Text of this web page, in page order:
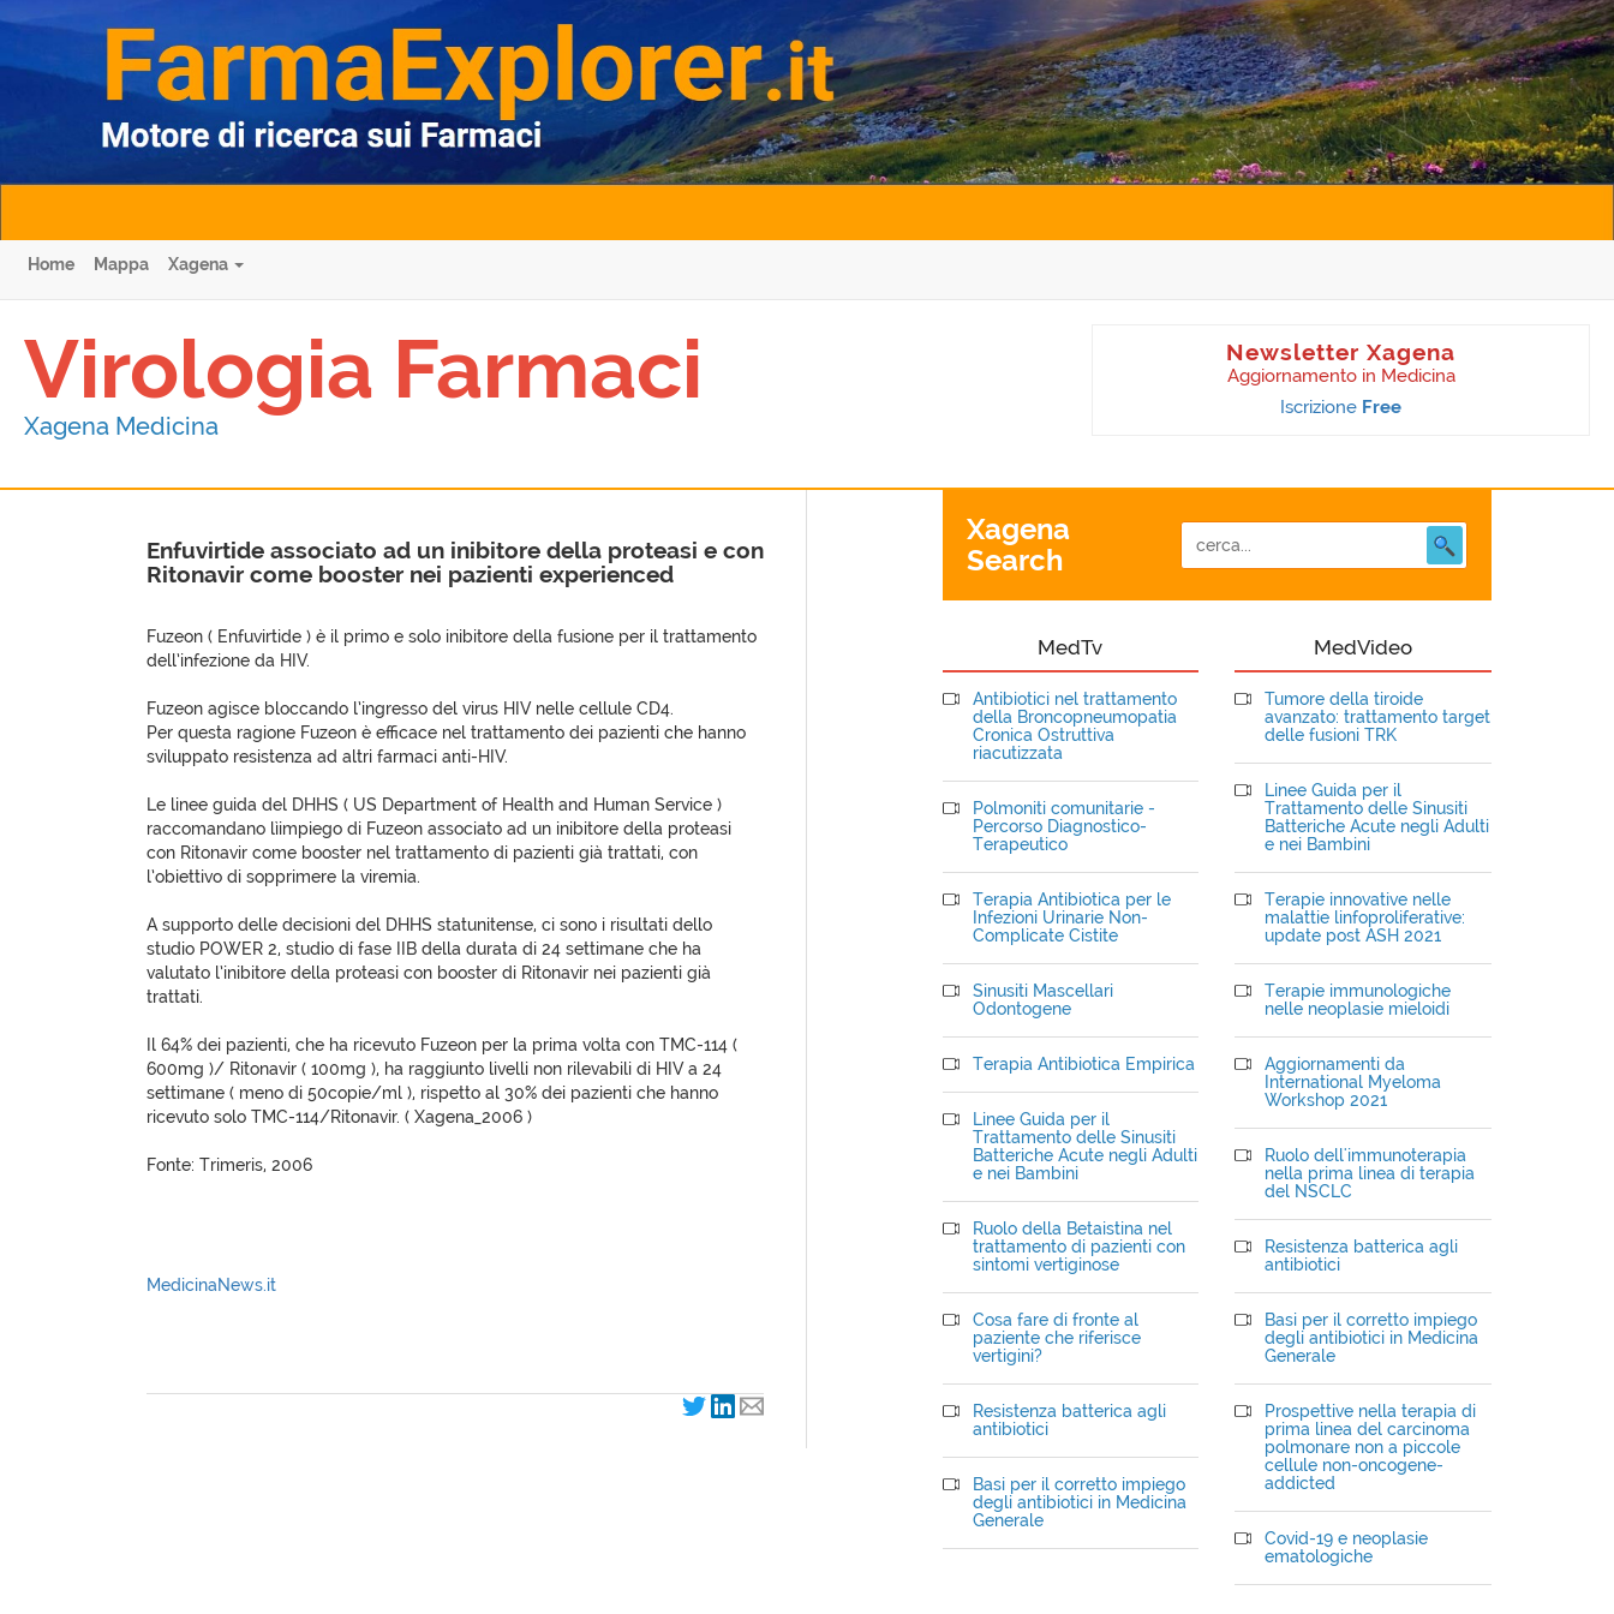
Home Mappa Xagena
Virologia Farmaci
Xagena Medicina
Newsletter Xagena
Aggiornamento in Medicina
Iscrizione Free
Enfuvirtide associato ad un inibitore della proteasi e con
Ritonavir come booster nei pazienti experienced
Fuzeon ( Enfuvirtide ) è il primo e solo inibitore della fusione per il trattamento
dell’infezione da HIV.
Fuzeon agisce bloccando l’ingresso del virus HIV nelle cellule CD4.
Per questa ragione Fuzeon è efficace nel trattamento dei pazienti che hanno
sviluppato resistenza ad altri farmaci anti-HIV.
Le linee guida del DHHS ( US Department of Health and Human Service )
raccomandano lìimpiego di Fuzeon associato ad un inibitore della proteasi
con Ritonavir come booster nel trattamento di pazienti già trattati, con
l’obiettivo di sopprimere la viremia.
A supporto delle decisioni del DHHS statunitense, ci sono i risultati dello
studio POWER 2, studio di fase IIB della durata di 24 settimane che ha
valutato l’inibitore della proteasi con booster di Ritonavir nei pazienti già
trattati.
Il 64% dei pazienti, che ha ricevuto Fuzeon per la prima volta con TMC-114 (
600mg )/ Ritonavir ( 100mg ), ha raggiunto livelli non rilevabili di HIV a 24
settimane ( meno di 50copie/ml ), rispetto al 30% dei pazienti che hanno
ricevuto solo TMC-114/Ritonavir. ( Xagena_2006 )
Fonte: Trimeris, 2006
MedicinaNews.it
Xagena
Search
MedTv
Antibiotici nel trattamento
della Broncopneumopatia
Cronica Ostruttiva
riacutizzata
Polmoniti comunitarie -
Percorso Diagnostico-
Terapeutico
Terapia Antibiotica per le
Infezioni Urinarie Non-
Complicate Cistite
Sinusiti Mascellari
Odontogene
Terapia Antibiotica Empirica
Linee Guida per il
Trattamento delle Sinusiti
Batteriche Acute negli Adulti
e nei Bambini
Ruolo della Betaistina nel
trattamento di pazienti con
sintomi vertiginose
Cosa fare di fronte al
paziente che riferisce
vertigini?
Resistenza batterica agli
antibiotici
Basi per il corretto impiego
degli antibiotici in Medicina
Generale
MedVideo
Tumore della tiroide
avanzato: trattamento target
delle fusioni TRK
Linee Guida per il
Trattamento delle Sinusiti
Batteriche Acute negli Adulti
e nei Bambini
Terapie innovative nelle
malattie linfoproliferative:
update post ASH 2021
Terapie immunologiche
nelle neoplasie mieloidi
Aggiornamenti da
International Myeloma
Workshop 2021
Ruolo dell'immunoterapia
nella prima linea di terapia
del NSCLC
Resistenza batterica agli
antibiotici
Basi per il corretto impiego
degli antibiotici in Medicina
Generale
Prospettive nella terapia di
prima linea del carcinoma
polmonare non a piccole
cellule non-oncogene-
addicted
Covid-19 e neoplasie
ematologiche